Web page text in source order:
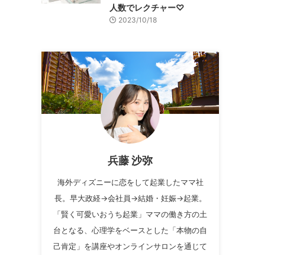
人数でレクチャー♡
2023/10/18
兵藤 沙弥
海外ディズニーに恋をして起業したママ社
長。早大政経→会社員→結婚・妊娠→起業。
「賢く可愛いおうち起業」ママの働き方の土
台となる、心理学をベースとした「本物の自
己肯定」を講座やオンラインサロンを通じて